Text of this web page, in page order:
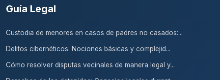
Guía Legal
Custodia de menores en casos de padres no casados:...
Delitos cibernéticos: Nociones básicas y complejid...
Cómo resolver disputas vecinales de manera legal y...